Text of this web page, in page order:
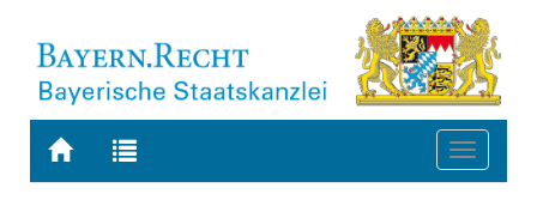
Zur
Zur
Toggle